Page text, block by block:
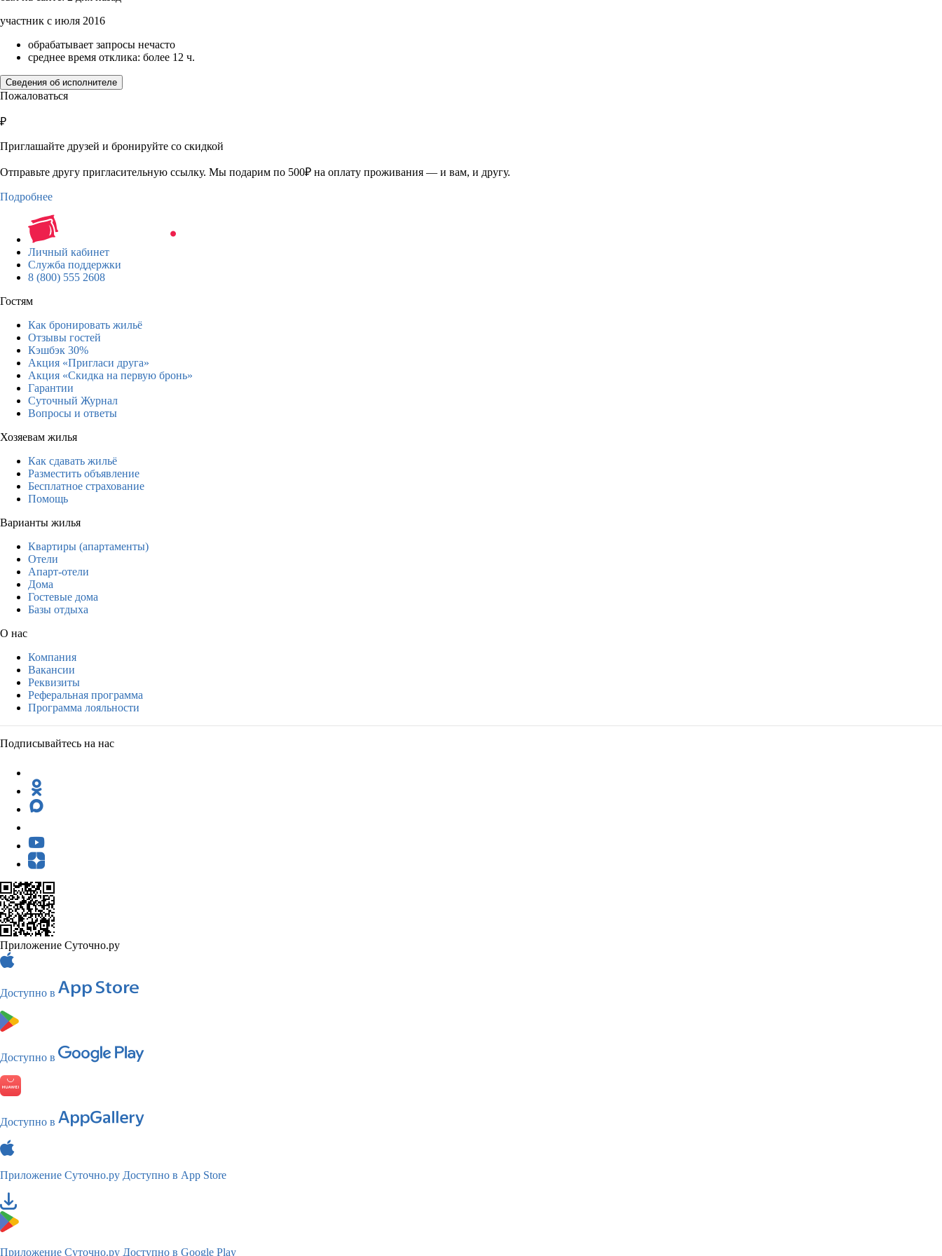
участник с июля 2016
обрабатывает запросы нечасто
среднее время отклика: более 12 ч.
Сведения об исполнителе
Пожаловаться
₽
Приглашайте друзей и бронируйте со скидкой
Отправьте другу пригласительную ссылку. Мы подарим по 500₽ на оплату проживания — и вам, и другу.
Подробнее
Личный кабинет
Служба поддержки
8 (800) 555 2608
Гостям
Как бронировать жильё
Отзывы гостей
Кэшбэк 30%
Акция «Пригласи друга»
Акция «Скидка на первую бронь»
Гарантии
Суточный Журнал
Вопросы и ответы
Хозяевам жилья
Как сдавать жильё
Разместить объявление
Бесплатное страхование
Помощь
Варианты жилья
Квартиры (апартаменты)
Отели
Апарт-отели
Дома
Гостевые дома
Базы отдыха
О нас
Компания
Вакансии
Реквизиты
Реферальная программа
Программа лояльности
Подписывайтесь на нас
Приложение Суточно.ру
Доступно в
Доступно в
Доступно в
Приложение Суточно.ру Доступно в App Store
Приложение Суточно.ру Доступно в Google Play